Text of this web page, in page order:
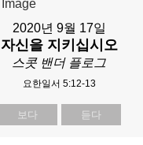
2020년 9월 17일
자신을 지키십시오
스콧 밴더 플로그
요한일서 5:12-13
보다 듣다